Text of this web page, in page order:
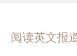
阅读英文报